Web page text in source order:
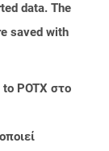
data. The
saved with
to POTX στο